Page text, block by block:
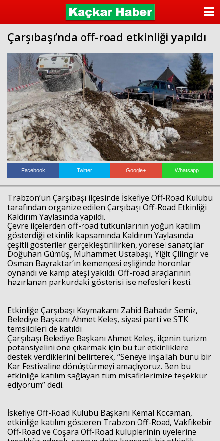
Çarşıbaşı’nda off-road etkinliği yapıldı
Facebook Twitter Google+ Whatsapp
Trabzon’un Çarşıbaşı ilçesinde İskefiye Off-Road Kulübü
tarafından organize edilen Çarşıbaşı Off-Road Etkinliği
Kaldırım Yaylasında yapıldı.
Çevre ilçelerden off-road tutkunlarının yoğun katılım
gösterdiği etkinlik kapsamında Kaldırım Yaylasında
çeşitli gösteriler gerçekleştirilirken, yöresel sanatçılar
Doğuhan Gümüş, Muhammet Ustabaşı, Yiğit Çilingir ve
Osman Bayraktar’ın kemençesi eşliğinde horonlar
oynandı ve kamp ateşi yakıldı. Off-road araçlarının
hazırlanan parkurdaki gösterisi ise nefesleri kesti.
Etkinliğe Çarşıbaşı Kaymakamı Zahid Bahadır Semiz,
Belediye Başkanı Ahmet Keleş, siyasi parti ve STK
temsilcileri de katıldı.
Çarşıbaşı Belediye Başkanı Ahmet Keleş, ilçenin turizm
potansiyelini öne çıkarmak için bu tür etkinliklere
destek verdiklerini belirterek, “Seneye inşallah bunu bir
Kar Festivaline dönüştürmeyi amaçlıyoruz. Ben bu
etkinliğe katılım sağlayan tüm misafirlerimize teşekkür
ediyorum” dedi.
İskefiye Off-Road Kulübü Başkanı Kemal Kocaman,
etkinliğe katılım gösteren Trabzon Off-Road, Vakfıkebir
Off-Road ve Coşara Off-Road kulüplerinin üyelerine
ANASAYFA
KATEGORİLER
YAZARLAR
ANKETLER
FOTO GALERİ
VİDEO GALERİ
KÜNYE